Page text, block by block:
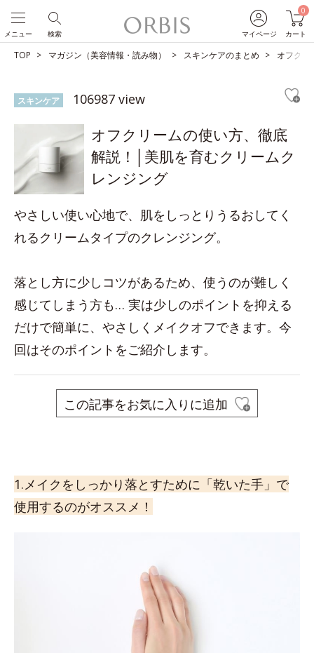
マイページ
0
カート
検索
メニュー
TOP マガジン（美容情報・読み物） スキンケアのまとめ オフクリ
スキンケア 106987 view
オフクリームの使い方、徹底
解説！│美肌を育むクリームク
レンジング
やさしい使い心地で、肌をしっとりうるおしてく
れるクリームタイプのクレンジング。
落とし方に少しコツがあるため、使うのが難しく
感じてしまう方も… 実は少しのポイントを抑える
だけで簡単に、やさしくメイクオフできます。今
回はそのポイントをご紹介します。
この記事をお気に入りに追加
1.メイクをしっかり落とすために「乾いた手」で
使用するのがオススメ！